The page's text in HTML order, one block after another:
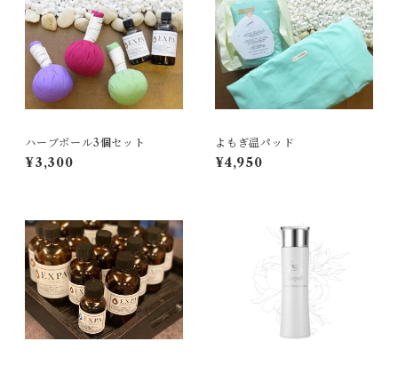
ハーブボール3個セット
¥3,300
よもぎ温パッド
¥4,950